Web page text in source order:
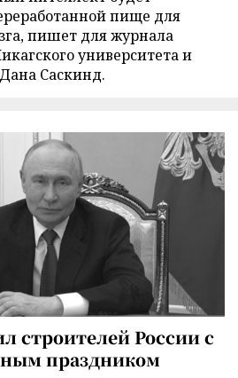
пище для
пишет для журнала
университета и
Саскинд.
строителей России с
праздником